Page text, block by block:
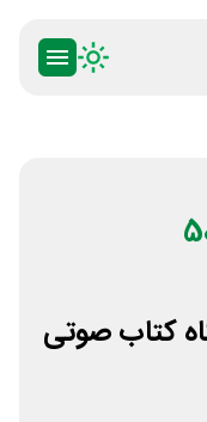
کتاب صوتی